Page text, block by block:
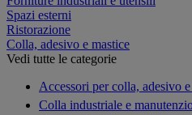
Spazi esterni
Ristorazione
Colla, adesivo e mastice
Vedi tutte le categorie
Accessori per colla, adesivo
Colla industriale e